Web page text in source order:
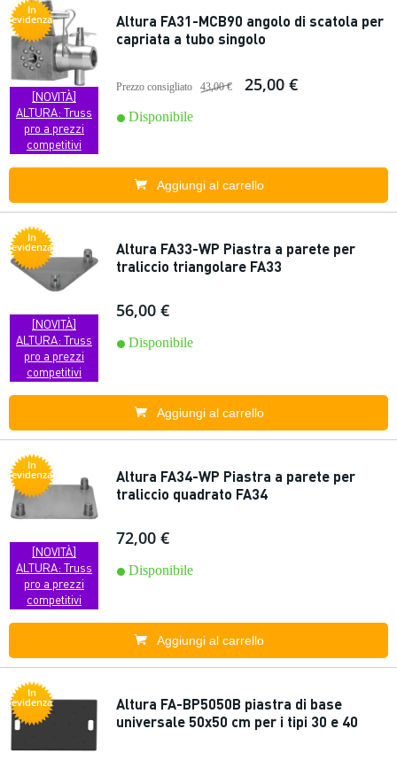
In
evidenza
[NOVITÀ]
ALTURA: Truss
pro a prezzi
competitivi
Altura FA31-MCB90 angolo di scatola per
capriata a tubo singolo
Prezzo consigliato 43,00 € 25,00 €
Disponibile
Aggiungi al carrello
In
evidenza
[NOVITÀ]
ALTURA: Truss
pro a prezzi
competitivi
Altura FA33-WP Piastra a parete per
traliccio triangolare FA33
56,00 €
Disponibile
Aggiungi al carrello
In
evidenza
[NOVITÀ]
ALTURA: Truss
pro a prezzi
competitivi
Altura FA34-WP Piastra a parete per
traliccio quadrato FA34
72,00 €
Disponibile
Aggiungi al carrello
In
evidenza
Altura FA-BP5050B piastra di base
universale 50x50 cm per i tipi 30 e 40